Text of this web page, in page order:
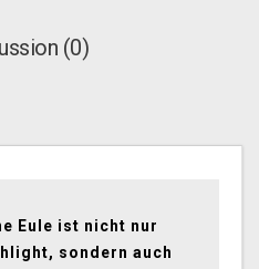
(0)
Eule ist nicht nur
sondern auch